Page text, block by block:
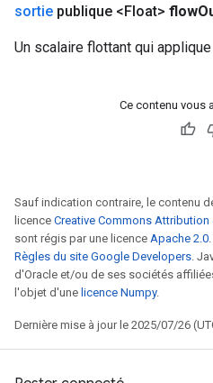
sortie publique <Float> flow
Un scalaire flottant qui
Ce contenu vous
Sauf indication contraire, le contenu
licence Creative Commons Attribution
sont régis par une licence Apache 2.0
Règles du site Google Developers.
d'Oracle et/ou de ses sociétés
l'objet d'une licence Numpy.
Dernière mise à jour le 2025/07/26